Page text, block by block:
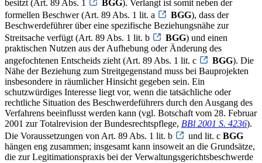
besitzt (Art. 89 Abs. 1
BGG). Verlangt ist somit neben der
formellen Beschwer (Art. 89 Abs. 1 lit. a
BGG), dass der
Beschwerdeführer über eine spezifische Beziehungsnähe zur
Streitsache verfügt (Art. 89 Abs. 1 lit. b
BGG) und einen
praktischen Nutzen aus der Aufhebung oder Änderung des
angefochtenen Entscheids zieht (Art. 89 Abs. 1 lit. c
BGG). Die
Nähe der Beziehung zum Streitgegenstand muss bei Bauprojekten
insbesondere in räumlicher Hinsicht gegeben sein. Ein
schutzwürdiges Interesse liegt vor, wenn die tatsächliche oder
rechtliche Situation des Beschwerdeführers durch den Ausgang des
Verfahrens beeinflusst werden kann (vgl. Botschaft vom 28. Februar
2001 zur Totalrevision der Bundesrechtspflege, BBl 2001 S. 4236).
Die Voraussetzungen von Art. 89 Abs. 1 lit. b
und lit. c BGG
hängen eng zusammen; insgesamt kann insoweit an die Grundsätze,
die zur Legitimationspraxis bei der Verwaltungsgerichtsbeschwerde